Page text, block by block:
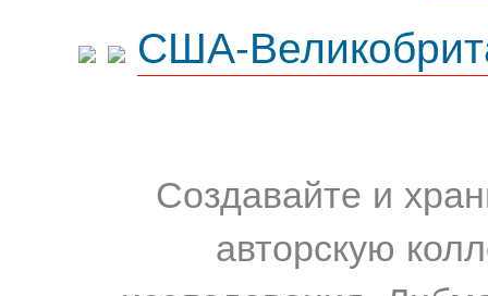
США-
Создавайте и
авторскую